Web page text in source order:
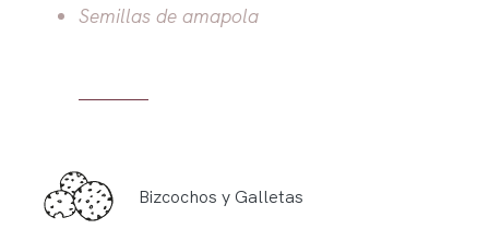
Semillas de amapola
Bizcochos y Galletas